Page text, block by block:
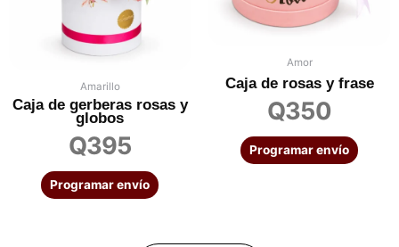
Amarillo
Caja de gerberas rosas y
globos
Q395
Programar envío
Amor
Caja de rosas y frase
Q350
Programar envío